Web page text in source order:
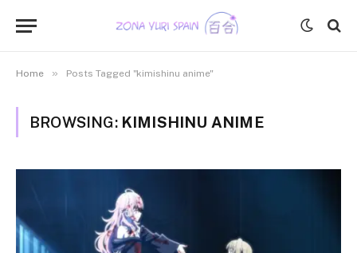
Home » Posts Tagged "kimishinu anime"
BROWSING: KIMISHINU ANIME